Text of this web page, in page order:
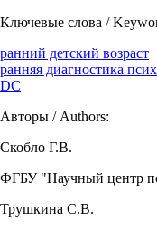
Ключевые слова /
ранний детский возраст
ранняя диагностика
DC
Авторы / Authors:
Скобло Г.В.
ФГБУ "Научный центр
Трушкина С.В.